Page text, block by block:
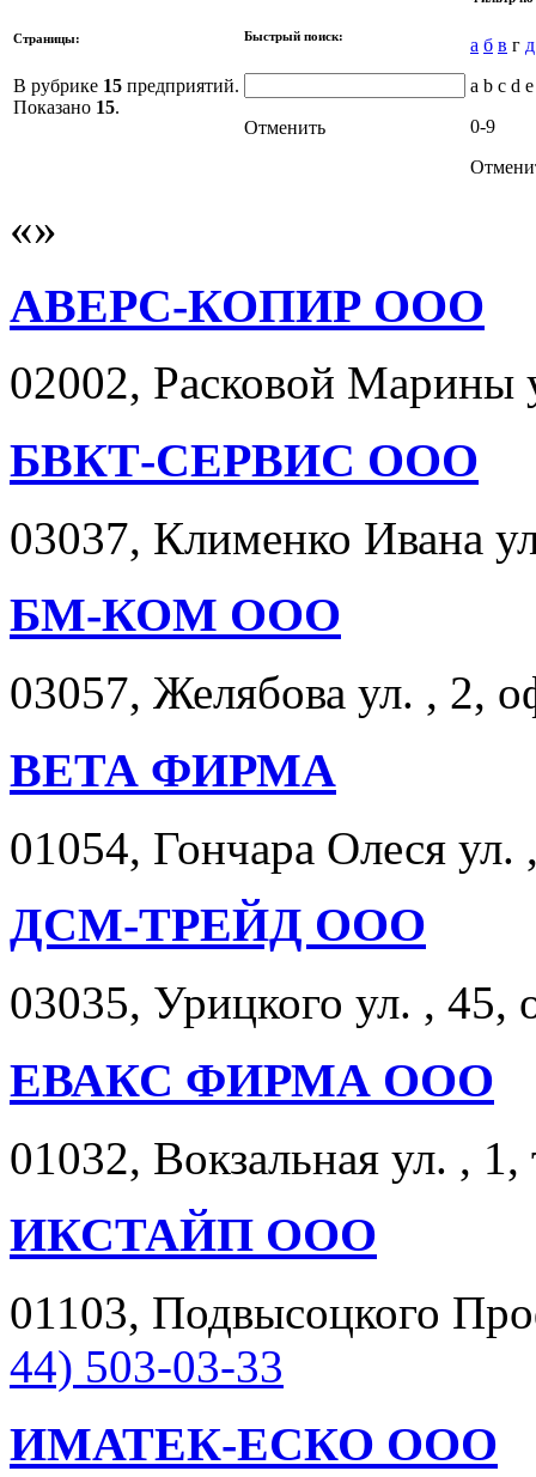
Страницы:
В рубрике 15 предприятий.
Показано 15.
Быстрый поиск:
Отменить
а б в г д
a b c d
0-9
АВЕРС-КОПИР ООО
02002, Расковой Марины
БВКТ-СЕРВИС ООО
03037, Клименко Ивана
БМ-КОМ ООО
03057, Желябова ул. , 2,
ВЕТА ФИРМА
01054, Гончара Олеся ул.
ДСМ-ТРЕЙД ООО
03035, Урицкого ул. , 45,
ЕВАКС ФИРМА ООО
01032, Вокзальная ул. ,
ИКСТАЙП ООО
01103, Подвысоцкого
44) 503-03-33
ИМАТЕК-ЕСКО ООО